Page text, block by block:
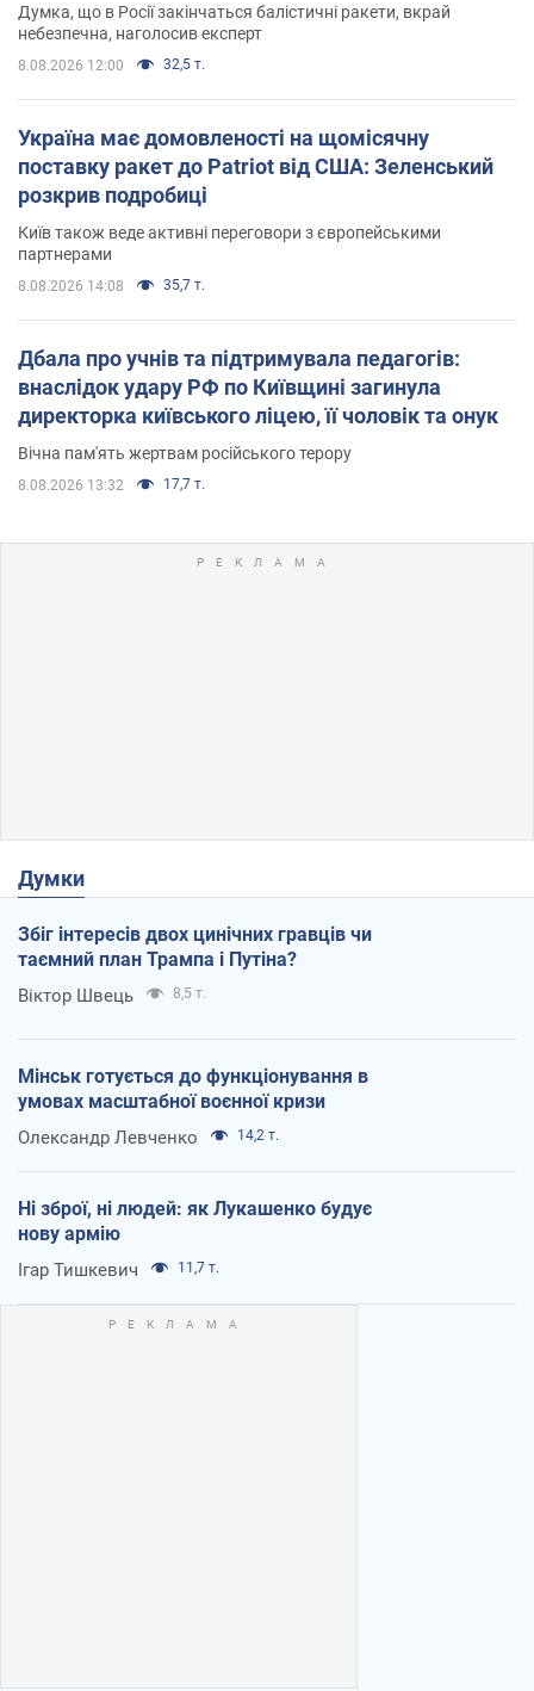
Думка, що в Росії закінчаться балістичні ракети, вкрай
небезпечна, наголосив експерт
8.08.2026 12:00 32,5 т.
Україна має домовленості на щомісячну
поставку ракет до Patriot від США: Зеленський
розкрив подробиці
Київ також веде активні переговори з європейськими
партнерами
8.08.2026 14:08 35,7 т.
Дбала про учнів та підтримувала педагогів:
внаслідок удару РФ по Київщині загинула
директорка київського ліцею, її чоловік та онук
Вічна пам'ять жертвам російського терору
8.08.2026 13:32 17,7 т.
Думки
Збіг інтересів двох цинічних гравців чи
таємний план Трампа і Путіна?
Віктор Швець 8,5 т.
Мінськ готується до функціонування в
умовах масштабної воєнної кризи
Олександр Левченко 14,2 т.
Ні зброї, ні людей: як Лукашенко будує
нову армію
Ігар Тишкевич 11,7 т.